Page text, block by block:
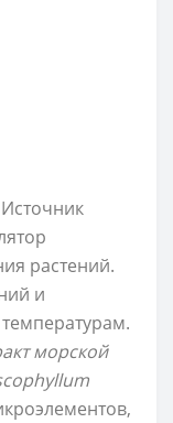
Источник
растений.
и
морской